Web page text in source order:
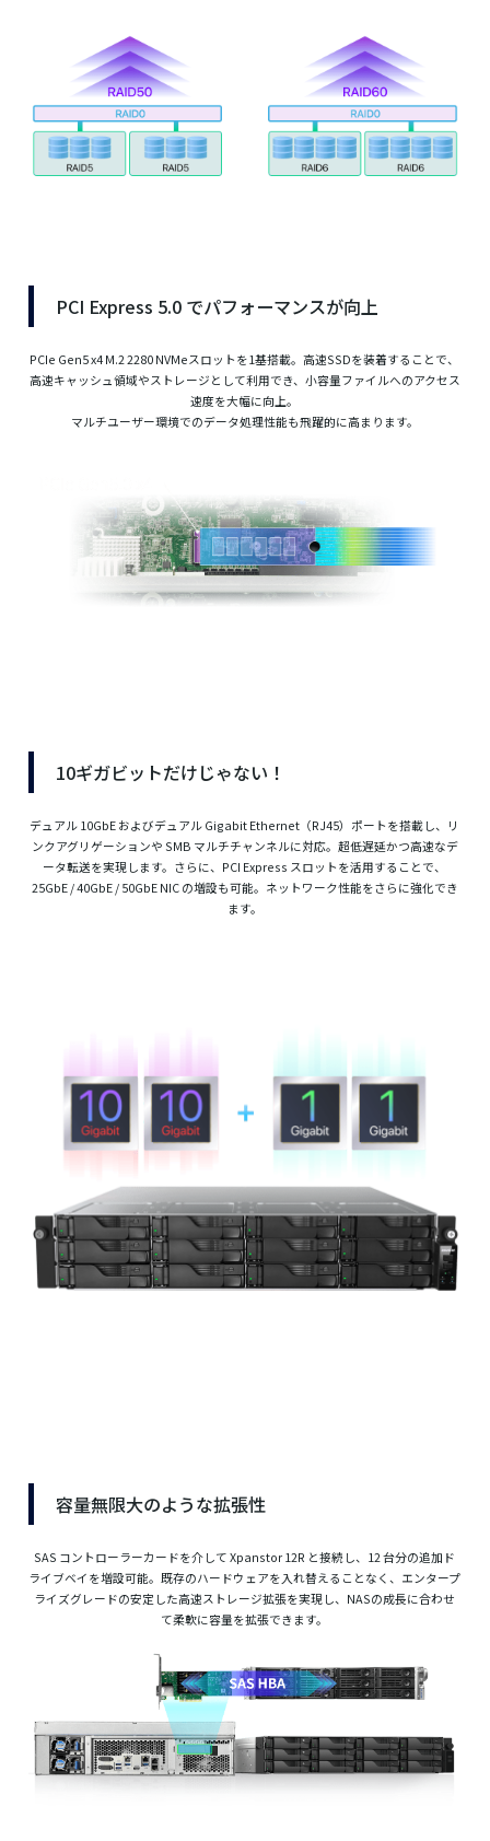
PCI Express 5.0 でパフォーマンスが向上
PCIe Gen5 x4 M.2 2280 NVMeスロットを1基搭載。高速SSDを装着することで、
高速キャッシュ領域やストレージとして利用でき、小容量ファイルへのアクセス
速度を大幅に向上。
マルチユーザー環境でのデータ処理性能も飛躍的に高まります。
10ギガビットだけじゃない！
デュアル 10GbE およびデュアル Gigabit Ethernet（RJ45）ポートを搭載し、リ
ンクアグリゲーションや SMB マルチチャンネルに対応。超低遅延かつ高速なデ
ータ転送を実現します。さらに、PCI Express スロットを活用することで、
25GbE / 40GbE / 50GbE NIC の増設も可能。ネットワーク性能をさらに強化でき
ます。
容量無限大のような拡張性
SAS コントローラーカードを介して Xpanstor 12R と接続し、12 台分の追加ド
ライブベイを増設可能。既存のハードウェアを入れ替えることなく、エンタープ
ライズグレードの安定した高速ストレージ拡張を実現し、NASの成長に合わせ
て柔軟に容量を拡張できます。